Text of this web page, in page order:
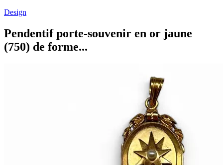
Design
Pendentif porte-souvenir en or jaune
(750) de forme...